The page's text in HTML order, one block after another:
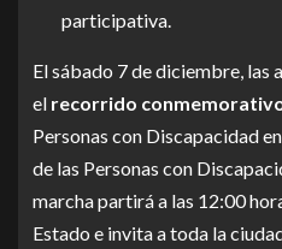
participativa.
El sábado 7 de diciembre, las
el recorrido
Personas con Discapacidad
de las Personas con
marcha partirá a las 12:00
Estado e invita a toda la